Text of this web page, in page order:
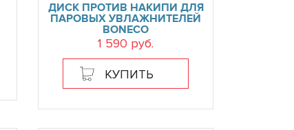
ДИСК ПРОТИВ НАКИПИ ДЛЯ
ПАРОВЫХ УВЛАЖНИТЕЛЕЙ
BONECO
1 590 руб.
КУПИТЬ